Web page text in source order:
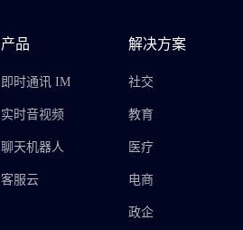
产品
即时通讯 IM
实时音视频
聊天机器人
客服云
解决方案
社交
教育
医疗
电商
政企